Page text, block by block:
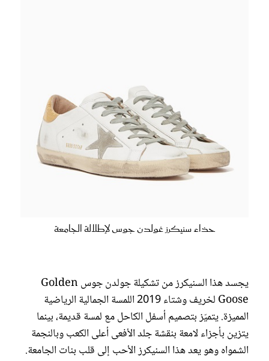
حذاء سنيكرز غولدن جوس لإطلالة الجامعة
يجسد هذا السنيكرز من تشكيلة جولدن جوس Golden
Goose لخريف وشتاء 2019 اللمسة الجمالية الرياضية
المميزة. يتميّز بتصميم أسفل الكاحل مع لمسة قديمة، بينما
يتزين بأجزاء لامعة بنقشة جلد الأفعى أعلى الكعب وبالنجمة
الشمواه وهو يعد هذا السنيكرز الأحب إلى قلب بنات الجامعة.